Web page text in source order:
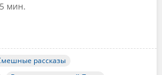
5 мин.
рассказы